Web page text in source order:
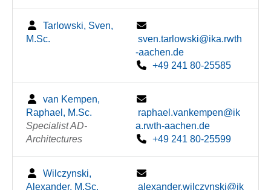
Tarlowski, Sven,
M.Sc.
sven.tarlowski@ika.rwth
-aachen.de
+49 241 80-25585
van Kempen,
Raphael, M.Sc.
Specialist AD-
Architectures
raphael.vankempen@ik
a.rwth-aachen.de
+49 241 80-25599
Wilczynski,
Alexander, M.Sc.
alexander.wilczynski@ik